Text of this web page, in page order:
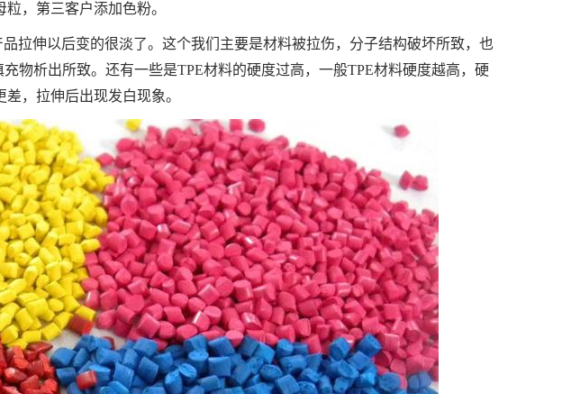
，第三客户添加色粉。
拉伸以后变的很淡了。这个我们主要是材料被拉伤，分子结构破坏所致，也
物析出所致。还有一些是TPE材料的硬度过高，一般TPE材料硬度越高，硬
，拉伸后出现发白现象。